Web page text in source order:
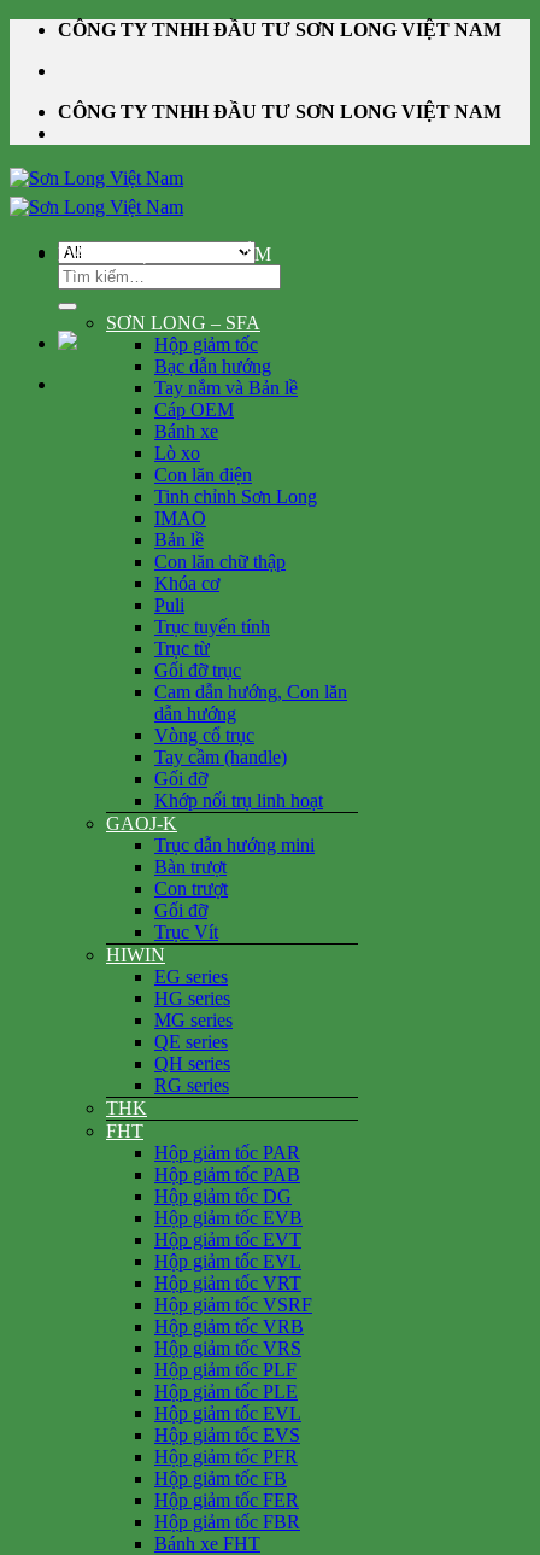
Skip
content
CÔNG TY TNHH ĐẦU TƯ SƠN LONG VIỆT NAM
CÔNG TY TNHH ĐẦU TƯ SƠN LONG VIỆT NAM
Tìm
kiếm:
DANH MỤC SẢN PHẨM
SƠN LONG – SFA
Hộp giảm tốc
Bạc dẫn hướng
Tay nắm và Bản lề
Cáp OEM
Bánh xe
Lò xo
Con lăn điện
Tinh chỉnh Sơn Long
IMAO
Bản lề
Con lăn chữ thập
Khóa cơ
Puli
Trục tuyến tính
Trục từ
Gối đỡ trục
Cam dẫn hướng, Con lăn
dẫn hướng
Vòng cổ trục
Tay cầm (handle)
Gối đỡ
Khớp nối trụ linh hoạt
GAOJ-K
Trục dẫn hướng mini
Bàn trượt
Con trượt
Gối đỡ
Trục Vít
HIWIN
EG series
HG series
MG series
QE series
QH series
RG series
THK
FHT
Hộp giảm tốc PAR
Hộp giảm tốc PAB
Hộp giảm tốc DG
Hộp giảm tốc EVB
Hộp giảm tốc EVT
Hộp giảm tốc EVL
Hộp giảm tốc VRT
Hộp giảm tốc VSRF
Hộp giảm tốc VRB
Hộp giảm tốc VRS
Hộp giảm tốc PLF
Hộp giảm tốc PLE
Hộp giảm tốc EVL
Hộp giảm tốc EVS
Hộp giảm tốc PFR
Hộp giảm tốc FB
Hộp giảm tốc FER
Hộp giảm tốc FBR
Bánh xe FHT